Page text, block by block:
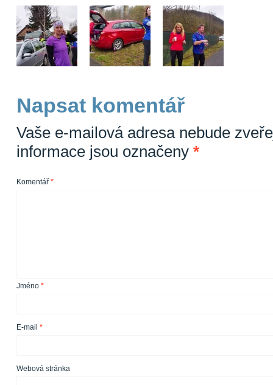
Napsat komentář
Vaše e-mailová adresa nebude
informace jsou označeny *
Komentář *
Jméno *
E-mail *
Webová stránka